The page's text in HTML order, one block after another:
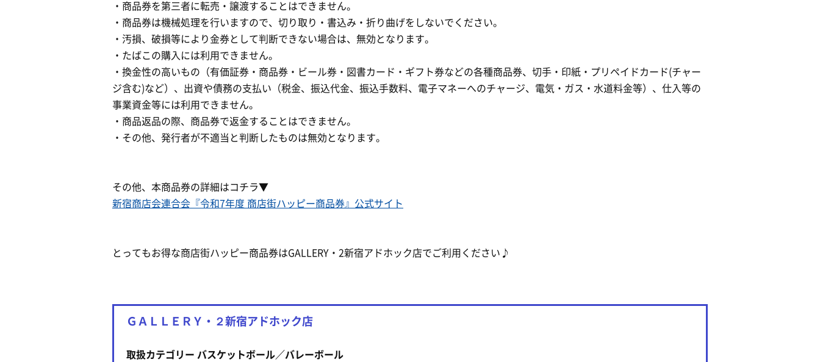
・商品券を第三者に転売・譲渡することはできません。
・商品券は機械処理を行いますので、切り取り・書込み・折り曲げをしないでください。
・汚損、破損等により金券として判断できない場合は、無効となります。
・たばこの購入には利用できません。
・換金性の高いもの（有価証券・商品券・ビール券・図書カード・ギフト券などの各種商品券、切手・印紙・プリペイドカード(チャー
ジ含む)など）、出資や債務の支払い（税金、振込代金、振込手数料、電子マネーへのチャージ、電気・ガス・水道料金等）、仕入等の
事業資金等には利用できません。
・商品返品の際、商品券で返金することはできません。​
・その他、発行者が不適当と判断したものは無効となります。
その他、本商品券の詳細はコチラ▼
新宿商店会連合会『令和7年度 商店街ハッピー商品券』公式サイト
とってもお得な商店街ハッピー商品券はGALLERY・2新宿アドホック店でご利用ください♪
ＧＡＬＬＥＲＹ・２新宿アドホック店
取扱カテゴリー バスケットボール／バレーボール